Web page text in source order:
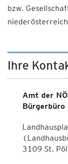
bzw.
Ihre
Amt der
Bürgerbüro
3109 St.